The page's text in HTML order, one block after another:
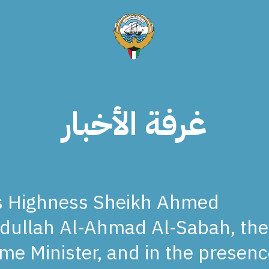
غرفة الأخبار
Highness Sheikh Ahmed
Al-Ahmad Al-Sabah, the
Minister, and in the